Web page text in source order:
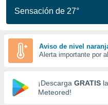
calidad.
a este
las
y
forma
digital
basada
Sensación de 27°
Aviso de nivel
Alerta importante por
¡Descarga GRATIS
Meteored!